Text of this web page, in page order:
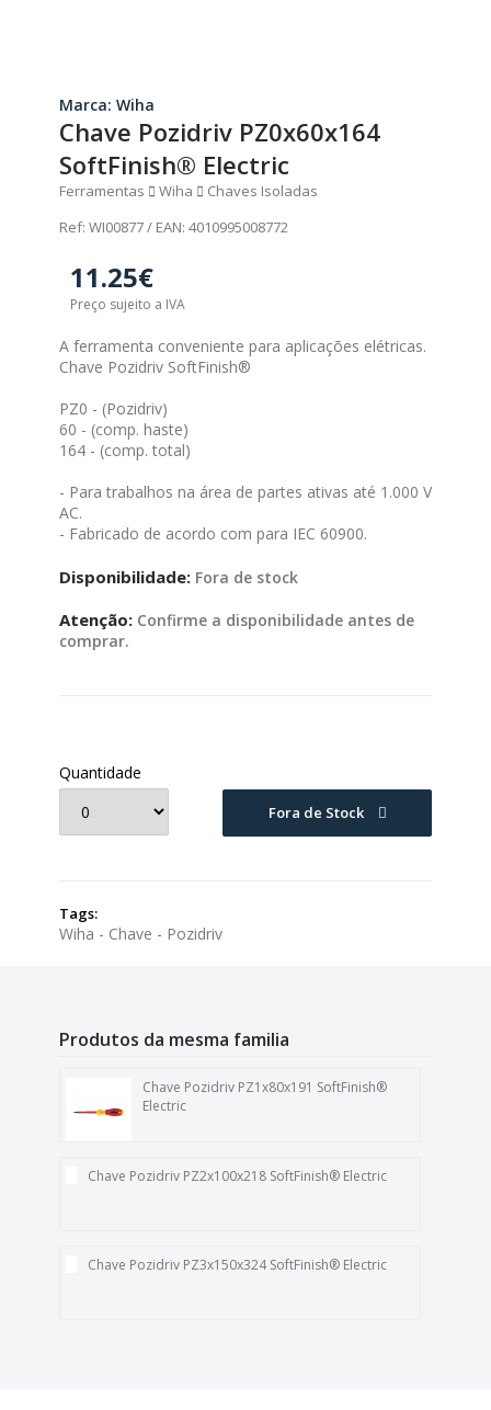
Marca: Wiha
Chave Pozidriv PZ0x60x164
SoftFinish® Electric
Ferramentas Wiha
Chaves Isoladas
Ref: WI00877 / EAN: 4010995008772
11.25€
Preço sujeito a IVA
A ferramenta conveniente para aplicações elétricas.
Chave Pozidriv SoftFinish®
PZ0 - (Pozidriv)
60 - (comp. haste)
164 - (comp. total)
- Para trabalhos na área de partes ativas até 1.000 V
AC.
- Fabricado de acordo com para IEC 60900.
Disponibilidade: Fora de stock
Atenção: Confirme a disponibilidade antes de
comprar.
Quantidade
Fora de Stock
Tags:
Wiha - Chave - Pozidriv
Produtos da mesma familia
Chave Pozidriv PZ1x80x191 SoftFinish®
Electric
Chave Pozidriv PZ2x100x218 SoftFinish® Electric
Chave Pozidriv PZ3x150x324 SoftFinish® Electric